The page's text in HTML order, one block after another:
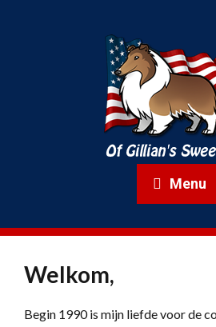
Menu
Welkom,
Begin 1990 is mijn liefde voor de